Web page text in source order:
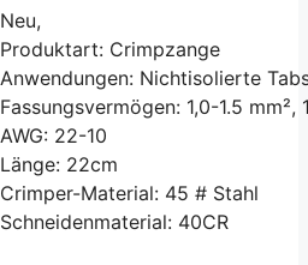
Neu,
Produktart: Crimpzange
Anwendungen: Nichtisolierte
Fassungsvermögen: 1,0-1.5 mm²,
AWG: 22-10
Länge: 22cm
Crimper-Material: 45 # Stahl
Schneidenmaterial: 40CR